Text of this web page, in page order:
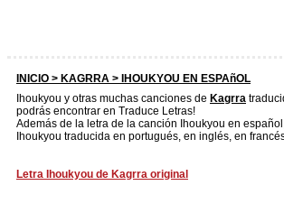
INICIO > KAGRRA > IHOUKYOU EN ESPAñOL
Ihoukyou y otras muchas canciones de Kagrra
podrás encontrar en Traduce Letras!
Además de la letra de la canción Ihoukyou en
Ihoukyou traducida en portugués, en inglés, en
Letra Ihoukyou de Kagrra original